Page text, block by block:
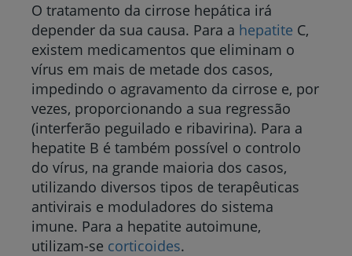
O tratamento da cirrose hepática irá
depender da sua causa. Para a hepatite C,
existem medicamentos que eliminam o
vírus em mais de metade dos casos,
impedindo o agravamento da cirrose e, por
vezes, proporcionando a sua regressão
(interferão peguilado e ribavirina). Para a
hepatite B é também possível o controlo
do vírus, na grande maioria dos casos,
utilizando diversos tipos de terapêuticas
antivirais e moduladores do sistema
imune. Para a hepatite autoimune,
utilizam-se corticoides.